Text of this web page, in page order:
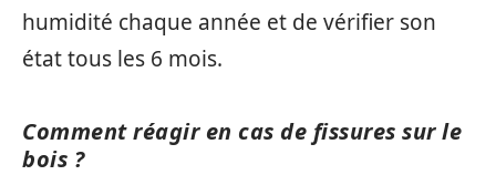
humidité chaque année et de vérifier son
état tous les 6 mois.
Comment réagir en cas de fissures sur le
bois ?